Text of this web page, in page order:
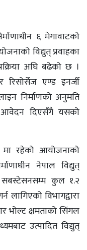
६ मेगावाटको
विद्युत् प्रवाहका
अघि बढेको छ ।
एण्ड इनर्जी
निर्माणको अनुमति
आवेदन दिएसँगै यसको
मा रहेको आयोजनाको
नेपाल विद्युत्
सबस्टेसनसम्म कुल १.२
लागिएको विभागद्वारा
भोल्ट क्षमताको सिंगल
उत्पादित विद्युत्